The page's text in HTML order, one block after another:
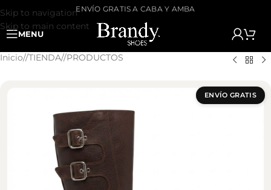
Skip to navigation
Skip to main content
ENVÍO GRATIS A CABA Y AMBA
MENU
Inicio/ TIENDA/ PRODUCTOS
ENVÍO GRATIS